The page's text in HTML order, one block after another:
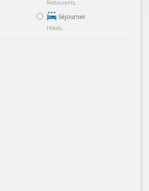
Restaurants, ...
Séjourner
Hôtels, ...